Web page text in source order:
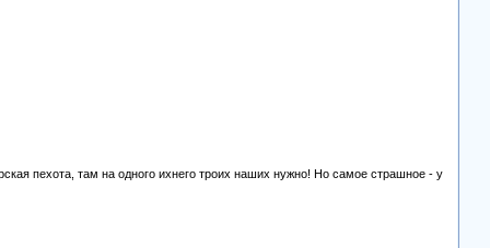
пехота, там на одного ихнего троих наших нужно! Но самое страшное - у